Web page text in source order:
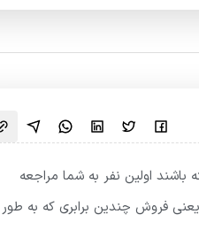
اولین نفر به شما مراجعه
فروش چندین برابری که به طور